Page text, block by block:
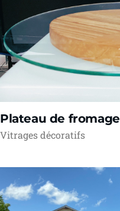
Plateau de fromage
Vitrages décoratifs